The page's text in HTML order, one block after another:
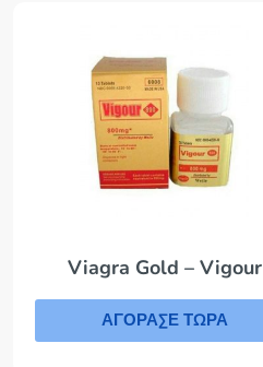
Viagra Gold – Vigour
ΑΓΟΡΑΣΕ ΤΩΡΑ